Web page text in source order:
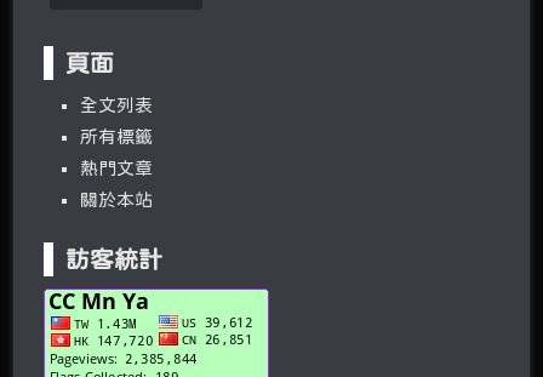
頁面
全文列表
所有標籤
熱門文章
關於本站
訪客統計